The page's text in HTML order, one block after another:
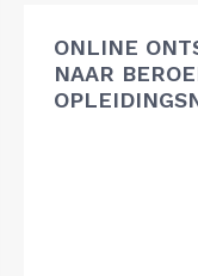
ONLINE
NAAR